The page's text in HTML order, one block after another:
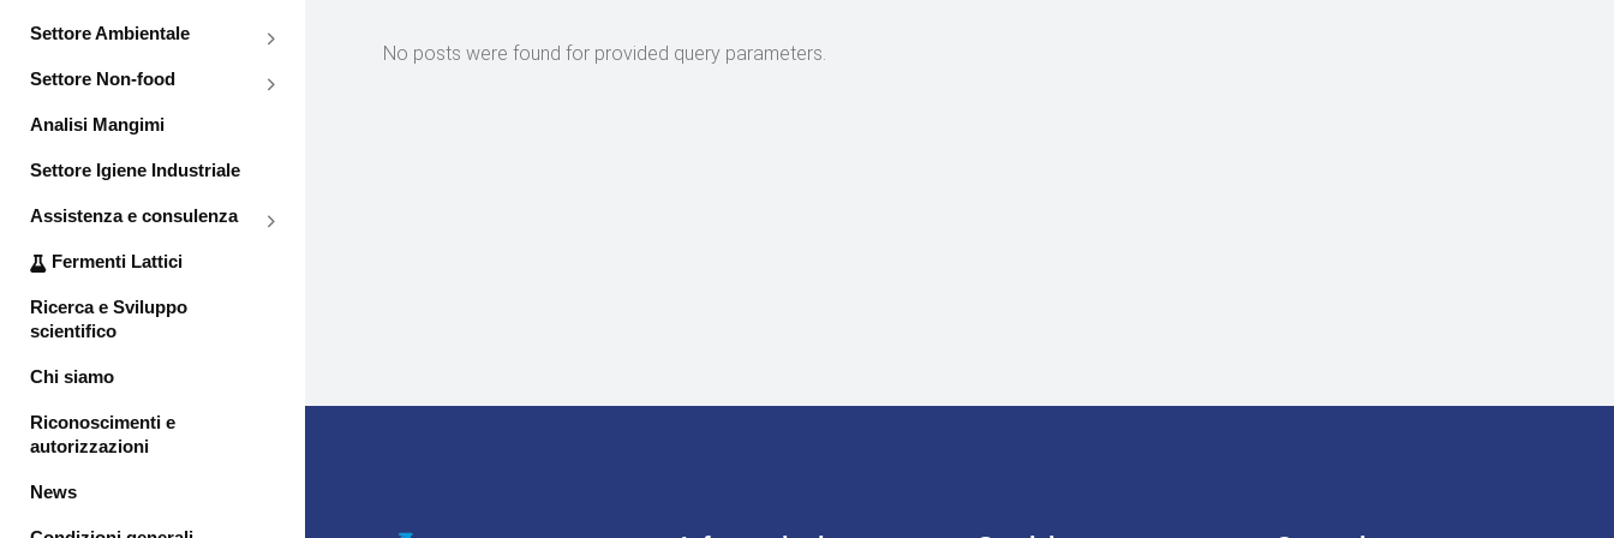
Settore Ambientale
Settore Non-food
Analisi Mangimi
Settore Igiene Industriale
Assistenza e consulenza
Fermenti Lattici
Ricerca e Sviluppo
scientifico
Chi siamo
Riconoscimenti e
autorizzazioni
News
No posts were found for provided query parameters.